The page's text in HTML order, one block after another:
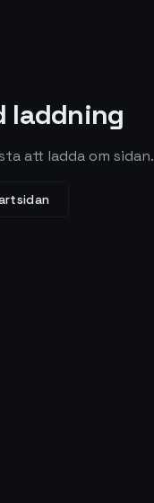
laddning
att ladda om sidan.